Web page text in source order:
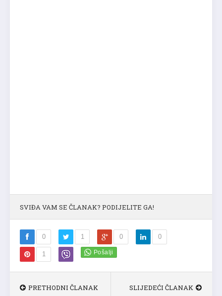
SVIĐA VAM SE ČLANAK? PODIJELITE GA!
0 1 0 0
1
PRETHODNI ČLANAK SLIJEDEĆI ČLANAK